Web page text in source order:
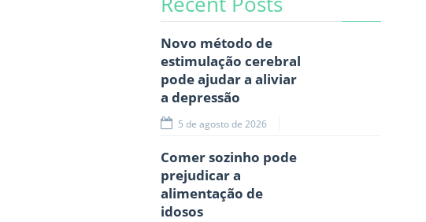
Novo método de
estimulação cerebral
pode ajudar a aliviar
a depressão
5 de agosto de 2026
Comer sozinho pode
prejudicar a
alimentação de
idosos